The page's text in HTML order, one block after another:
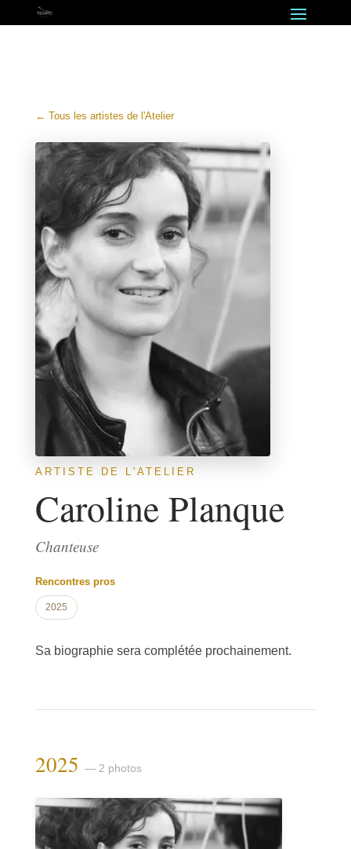
← Tous les artistes de l'Atelier
ARTISTE DE L'ATELIER
Caroline Planque
Chanteuse
Rencontres pros
2025
Sa biographie sera complétée prochainement.
2025 — 2 photos